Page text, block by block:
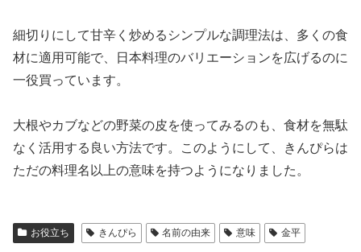
細切りにして甘辛く炒めるシンプルな調理法は、多くの食
材に適用可能で、日本料理のバリエーションを広げるのに
一役買っています。
大根やカブなどの野菜の皮を使ってみるのも、食材を無駄
なく活用する良い方法です。このようにして、きんぴらは
ただの料理名以上の意味を持つようになりました。
お役立ち きんぴら 名前の由来 意味 金平